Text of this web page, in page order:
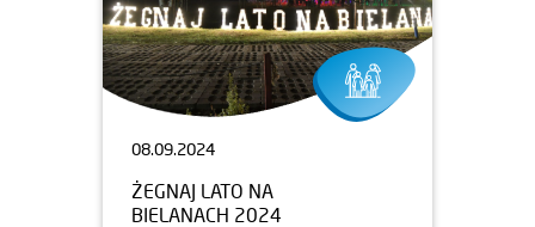
08.09.2024
ŻEGNAJ LATO NA
BIELANACH 2024